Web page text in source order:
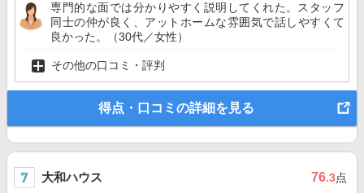
専門的な面では分かりやすく説明してくれた。スタッフ
同士の仲が良く、アットホームな雰囲気で話しやすくて
良かった。（30代／女性）
その他の口コミ・評判
得点・口コミの詳細を見る
大和ハウス 76.3点